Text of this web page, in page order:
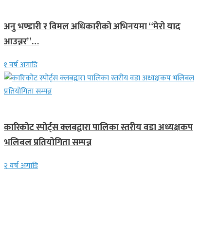
अनु भण्डारी र विमल अधिकारीको अभिनयमा “मेरो याद
आउन्नर”…
१ वर्ष अगाडि
कारिकोट स्पोर्ट्स क्लबद्वारा पालिका स्तरीय वडा अध्यक्षकप
भलिबल प्रतियोगिता सम्पन्न
२ वर्ष अगाडि